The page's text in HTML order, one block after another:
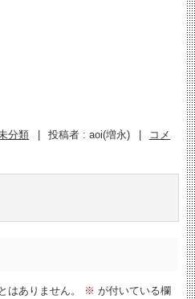
分類 投稿者 : aoi(増永)
コメ
はありません。 ※ が付いている欄